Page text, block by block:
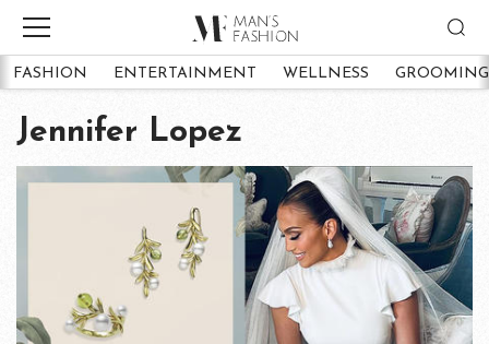
FASHION ENTERTAINMENT WELLNESS GROOMING
Jennifer Lopez